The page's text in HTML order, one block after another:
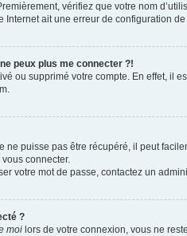
vérifiez que votre nom
ait une erreur de configuration de
peux plus me connecter ?!
ou supprimé votre compte. En effet,
ne puisse pas être récupéré, il peut
connecter.
votre mot de passe, contactez un
?
moi lors de votre connexion, vous ne